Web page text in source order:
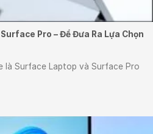
Pro – Để Đưa Ra Lựa Chọn
là Surface Laptop và Surface Pro